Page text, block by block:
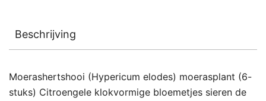
Beschrijving
Moerashertshooi (Hypericum elodes) moerasplant (6-
stuks) Citroengele klokvormige bloemetjes sieren de